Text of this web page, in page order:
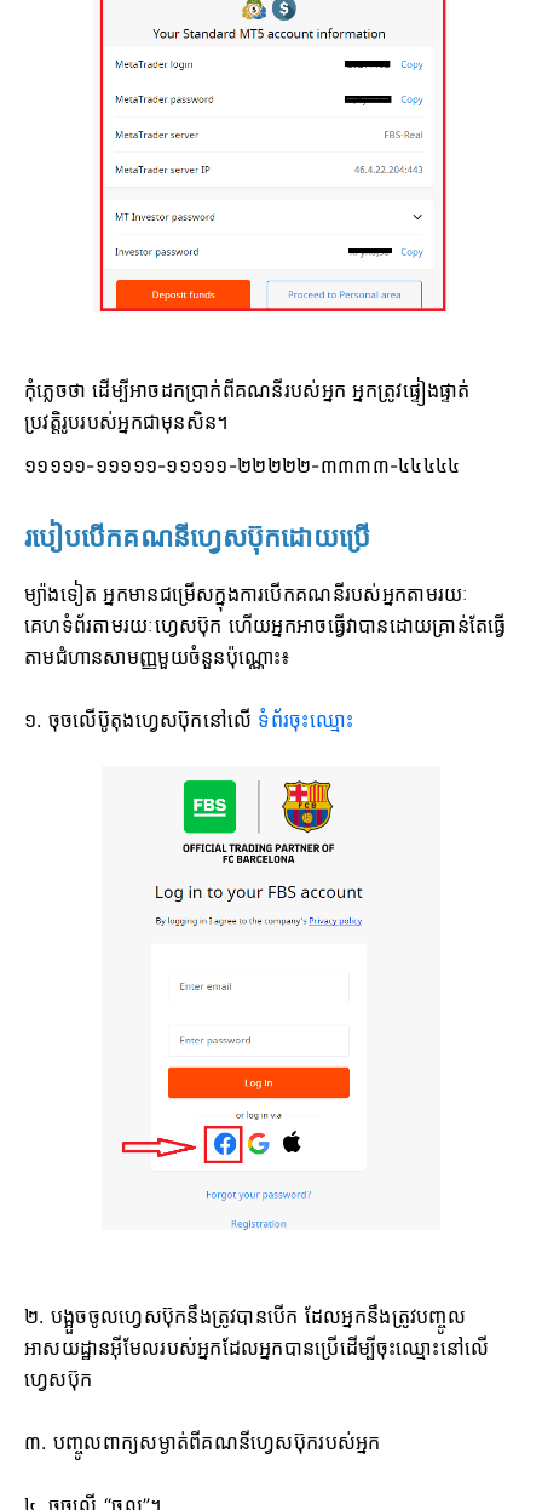
កុំភ្លេចថា ដើម្បីអាចដកប្រាក់ពីគណនីរបស់អ្នក អ្នកត្រូវផ្ទៀងផ្ទាត់
ប្រវត្តិរូបរបស់អ្នកជាមុនសិន។
១១១១១-១១១១១-១១១១១-២២២២២-៣៣៣៣-៤៤៤៤៤
របៀបបើកគណនីហ្វេសប៊ុកដោយប្រើ
ម្យ៉ាងទៀត អ្នកមានជម្រើសក្នុងការបើកគណនីរបស់អ្នកតាមរយៈ
គេហទំព័រតាមរយៈហ្វេសប៊ុក ហើយអ្នកអាចធ្វើវាបានដោយគ្រាន់តែធ្វើ
តាមជំហានសាមញ្ញមួយចំនួនប៉ុណ្ណោះ៖
១. ចុចលើប៊ូតុងហ្វេសប៊ុកនៅលើ ទំព័រចុះឈ្មោះ
២. បង្អួចចូលហ្វេសប៊ុកនឹងត្រូវបានបើក ដែលអ្នកនឹងត្រូវបញ្ចូល
អាសយដ្ឋានអ៊ីមែលរបស់អ្នកដែលអ្នកបានប្រើដើម្បីចុះឈ្មោះនៅលើ
ហ្វេសប៊ុក
៣. បញ្ចូលពាក្យសម្ងាត់ពីគណនីហ្វេសប៊ុករបស់អ្នក